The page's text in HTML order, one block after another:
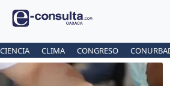
CIENCIA CLIMA CONGRESO